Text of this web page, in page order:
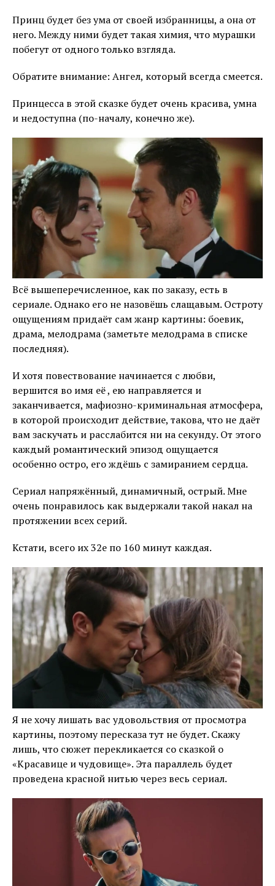
Принц будет без ума от своей избранницы, а она от
него. Между ними будет такая химия, что мурашки
побегут от одного только взгляда.
Обратите внимание: Ангел, который всегда смеется.
Принцесса в этой сказке будет очень красива, умна
и недоступна (по-началу, конечно же).
Всё вышеперечисленное, как по заказу, есть в
сериале. Однако его не назовёшь слащавым. Остроту
ощущениям придаёт сам жанр картины: боевик,
драма, мелодрама (заметьте мелодрама в списке
последняя).
И хотя повествование начинается с любви,
вершится во имя её , ею направляется и
заканчивается, мафиозно-криминальная атмосфера,
в которой происходит действие, такова, что не даёт
вам заскучать и расслабится ни на секунду. От этого
каждый романтический эпизод ощущается
особенно остро, его ждёшь с замиранием сердца.
Сериал напряжённый, динамичный, острый. Мне
очень понравилось как выдержали такой накал на
протяжении всех серий.
Кстати, всего их 32е по 160 минут каждая.
Я не хочу лишать вас удовольствия от просмотра
картины, поэтому пересказа тут не будет. Скажу
лишь, что сюжет перекликается со сказкой о
«Красавице и чудовище». Эта параллель будет
проведена красной нитью через весь сериал.